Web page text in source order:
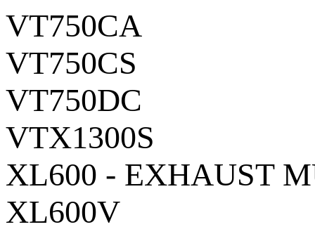
VT750CA
VT750CS
VT750DC
VTX1300S
XL600 - EXHAUST
XL600V